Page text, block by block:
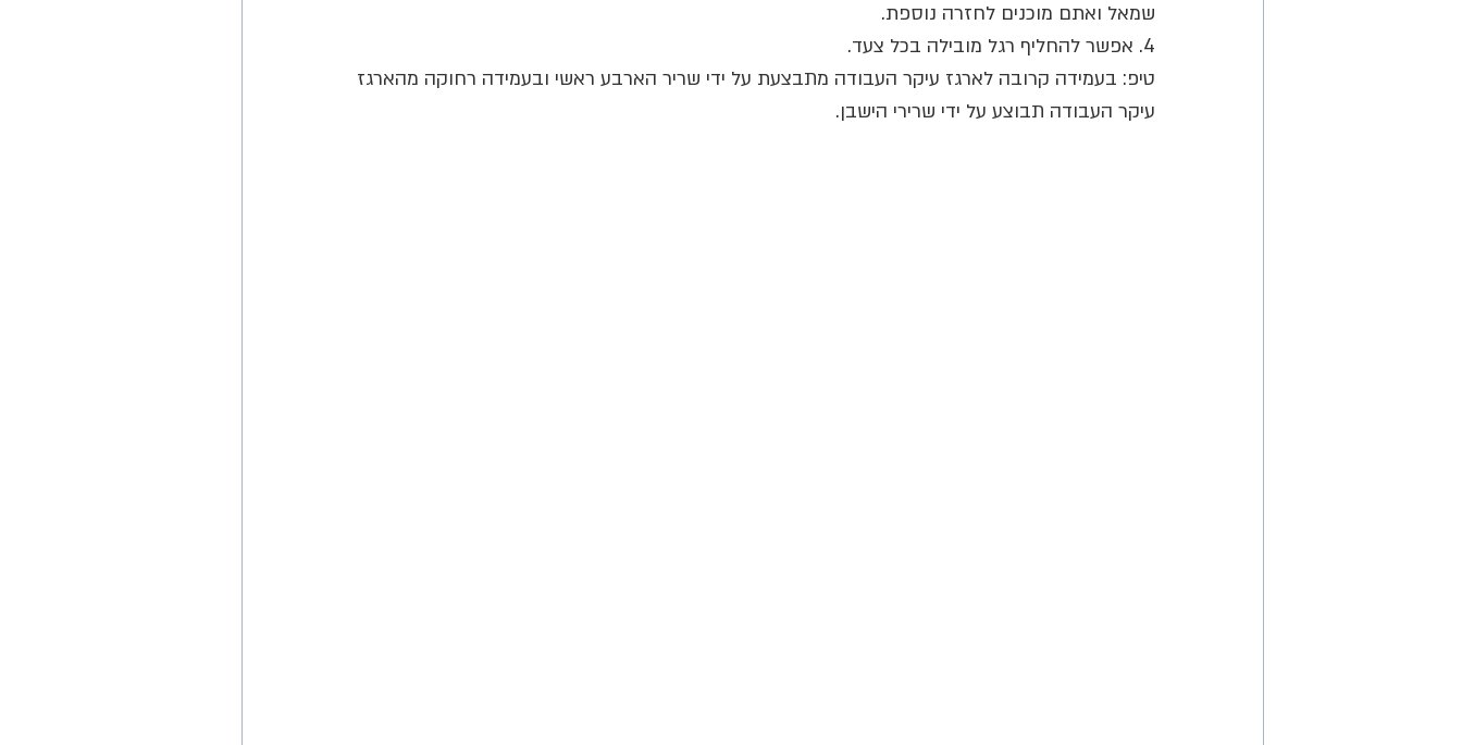
שמאל ואתם מוכנים לחזרה נוספת.
4. אפשר להחליף רגל מובילה בכל צעד.
טיפ: בעמידה קרובה לארגז עיקר העבודה מתבצעת על ידי שריר הארבע ראשי ובעמידה רחוקה מהארגז
עיקר העבודה תבוצע על ידי שרירי הישבן.